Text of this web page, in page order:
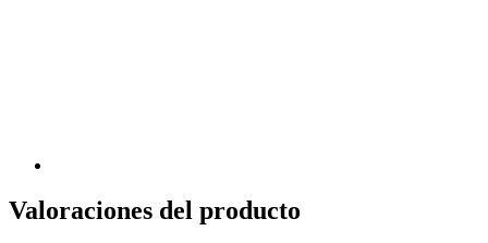
Valoraciones del producto